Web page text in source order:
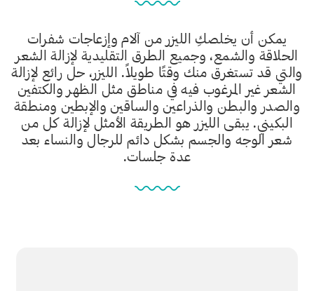
يمكن أن يخلصكِ الليزر من آلام وإزعاجات شفرات
الحلاقة والشمع، وجميع الطرق التقليدية لإزالة الشعر
والتي قد تستغرق منك وقتًا طويلاً. الليزر، حل رائع لإزالة
الشعر غير المرغوب فيه في مناطق مثل الظهر والكتفين
والصدر والبطن والذراعين والساقين والإبطين ومنطقة
البكيني. يبقى الليزر هو الطريقة الأمثل لإزالة كل من
شعر الوجه والجسم بشكل دائم للرجال والنساء بعد
عدة جلسات.